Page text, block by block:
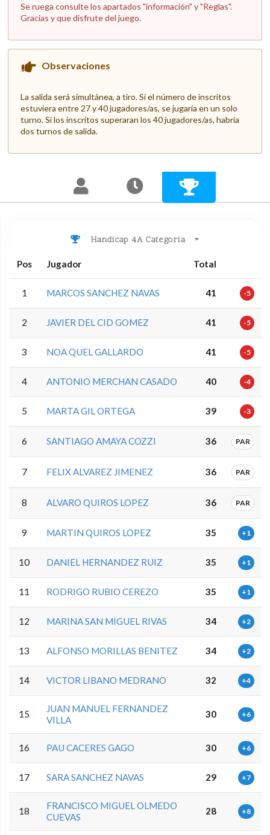
Se ruega consulte los apartados "información" y "Reglas".
Gracias y que disfrute del juego.
Observaciones
La salida será simultánea, a tiro. Si el número de inscritos
estuviera entre 27 y 40 jugadores/as, se jugaría en un solo
turno. Si los inscritos superaran los 40 jugadores/as, habría
dos turnos de salida.
Handicap 4A Categoria
Pos Jugador Total
1 MARCOS SANCHEZ NAVAS 41 -5
2 JAVIER DEL CID GOMEZ 41 -5
3 NOA QUEL GALLARDO 41 -5
4 ANTONIO MERCHAN CASADO 40 -4
5 MARTA GIL ORTEGA 39 -3
6 SANTIAGO AMAYA COZZI 36 PAR
7 FELIX ALVAREZ JIMENEZ 36 PAR
8 ALVARO QUIROS LOPEZ 36 PAR
9 MARTIN QUIROS LOPEZ 35 +1
10 DANIEL HERNANDEZ RUIZ 35 +1
11 RODRIGO RUBIO CEREZO 35 +1
12 MARINA SAN MIGUEL RIVAS 34 +2
13 ALFONSO MORILLAS BENITEZ 34 +2
14 VICTOR LIBANO MEDRANO 32 +4
15
JUAN MANUEL FERNANDEZ
VILLA
30 +6
16 PAU CACERES GAGO 30 +6
17 SARA SANCHEZ NAVAS 29 +7
18
FRANCISCO MIGUEL OLMEDO
CUEVAS
28 +8